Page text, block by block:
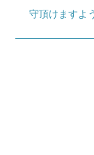
守頂けますよ